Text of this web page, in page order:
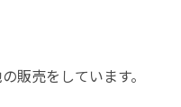
販売をしています。